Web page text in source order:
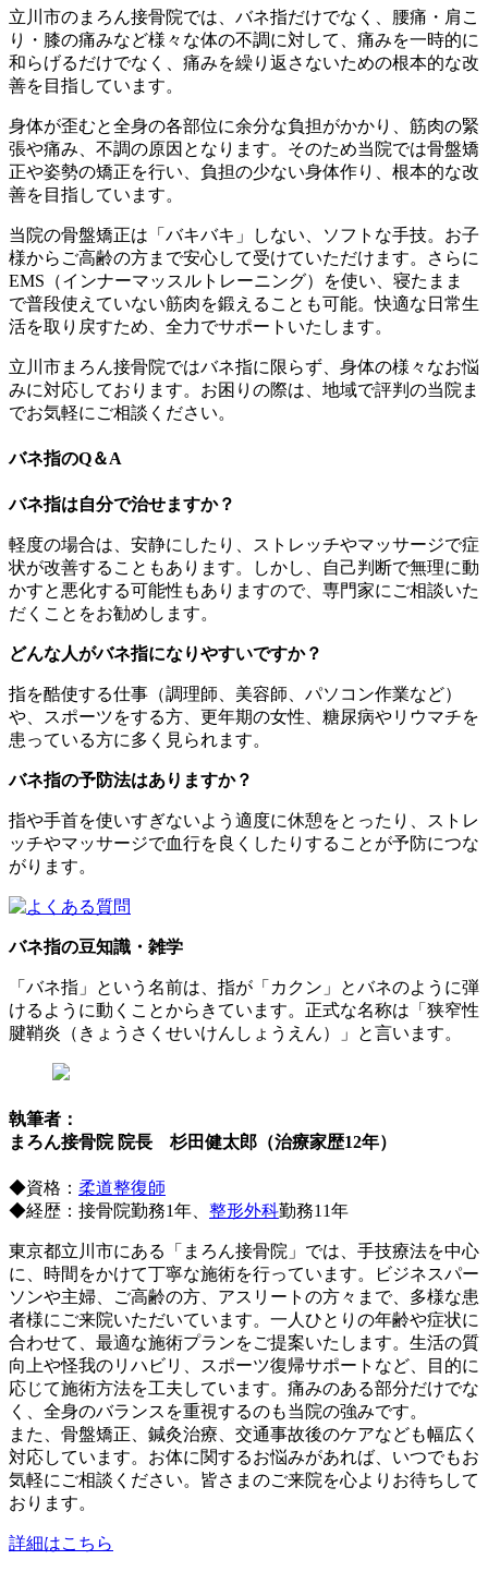
立川市のまろん接骨院では、バネ指だけでなく、腰痛・肩こ
り・膝の痛みなど様々な体の不調に対して、痛みを一時的に
和らげるだけでなく、痛みを繰り返さないための根本的な改
善を目指しています。
身体が歪むと全身の各部位に余分な負担がかかり、筋肉の緊
張や痛み、不調の原因となります。そのため当院では骨盤矯
正や姿勢の矯正を行い、負担の少ない身体作り、根本的な改
善を目指しています。
当院の骨盤矯正は「バキバキ」しない、ソフトな手技。お子
様からご高齢の方まで安心して受けていただけます。さらに
EMS（インナーマッスルトレーニング）を使い、寝たまま
で普段使えていない筋肉を鍛えることも可能。快適な日常生
活を取り戻すため、全力でサポートいたします。
立川市まろん接骨院ではバネ指に限らず、身体の様々なお悩
みに対応しております。お困りの際は、地域で評判の当院ま
でお気軽にご相談ください。
バネ指のQ＆A
バネ指は自分で治せますか？
軽度の場合は、安静にしたり、ストレッチやマッサージで症
状が改善することもあります。しかし、自己判断で無理に動
かすと悪化する可能性もありますので、専門家にご相談いた
だくことをお勧めします。
どんな人がバネ指になりやすいですか？
指を酷使する仕事（調理師、美容師、パソコン作業など）
や、スポーツをする方、更年期の女性、糖尿病やリウマチを
患っている方に多く見られます。
バネ指の予防法はありますか？
指や手首を使いすぎないよう適度に休憩をとったり、ストレ
ッチやマッサージで血行を良くしたりすることが予防につな
がります。
バネ指の豆知識・雑学
「バネ指」という名前は、指が「カクン」とバネのように弾
けるように動くことからきています。正式な名称は「狭窄性
腱鞘炎（きょうさくせいけんしょうえん）」と言います。
執筆者：
まろん接骨院 院長 杉田健太郎（治療家歴12年）
◆資格： 柔道整復師
◆経歴：接骨院勤務1年、 整形外科勤務11年
東京都立川市にある「まろん接骨院」では、手技療法を中心
に、時間をかけて丁寧な施術を行っています。ビジネスパー
ソンや主婦、ご高齢の方、アスリートの方々まで、多様な患
者様にご来院いただいています。一人ひとりの年齢や症状に
合わせて、最適な施術プランをご提案いたします。生活の質
向上や怪我のリハビリ、スポーツ復帰サポートなど、目的に
応じて施術方法を工夫しています。痛みのある部分だけでな
く、全身のバランスを重視するのも当院の強みです。
また、骨盤矯正、鍼灸治療、交通事故後のケアなども幅広く
対応しています。お体に関するお悩みがあれば、いつでもお
気軽にご相談ください。皆さまのご来院を心よりお待ちして
おります。
詳細はこちら